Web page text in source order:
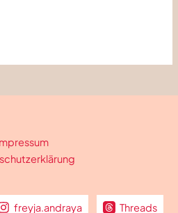
freyja.andraya Threads